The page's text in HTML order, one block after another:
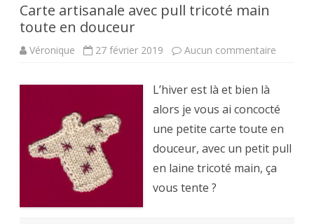
Carte artisanale avec pull tricoté main
toute en douceur
Véronique 27 février 2019 Aucun commentaire
main
en
L’hiver est là et bien là
alors je vous ai concocté
une petite carte toute en
douceur, avec un petit pull
en laine tricoté main, ça
vous tente ?